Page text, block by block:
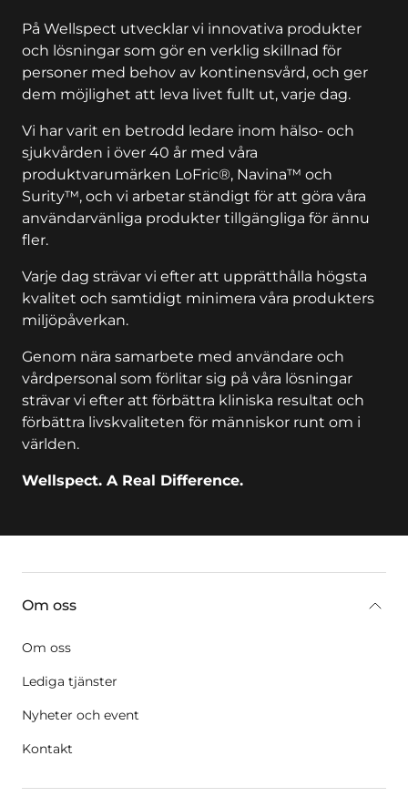
På Wellspect utvecklar vi innovativa produkter
och lösningar som gör en verklig skillnad för
personer med behov av kontinensvård, och ger
dem möjlighet att leva livet fullt ut, varje dag.
Vi har varit en betrodd ledare inom hälso- och
sjukvården i över 40 år med våra
produktvarumärken LoFric®, Navina™ och
Surity™, och vi arbetar ständigt för att göra våra
användarvänliga produkter tillgängliga för ännu
fler.
Varje dag strävar vi efter att upprätthålla högsta
kvalitet och samtidigt minimera våra produkters
miljöpåverkan.
Genom nära samarbete med användare och
vårdpersonal som förlitar sig på våra lösningar
strävar vi efter att förbättra kliniska resultat och
förbättra livskvaliteten för människor runt om i
världen.
Wellspect. A Real Difference.
Om oss
Om oss
Lediga tjänster
Nyheter och event
Kontakt